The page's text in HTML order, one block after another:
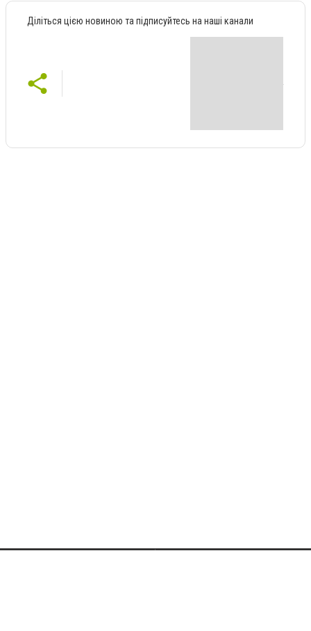
Діліться цією новиною та підписуйтесь на наші канали